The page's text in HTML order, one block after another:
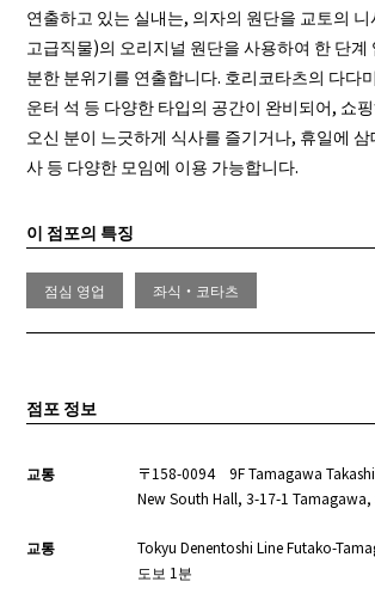
연출하고 있는 실내는, 의자의 원단을 교토의
고급직물)의 오리지널 원단을 사용하여 한 단계
분한 분위기를 연출합니다. 호리코타츠의 다다
운터 석 등 다양한 타입의 공간이 완비되어, 쇼
오신 분이 느긋하게 식사를 즐기거나, 휴일에
사 등 다양한 모임에 이용 가능합니다.
이 점포의 특징
점심 영업 좌식・코타츠
점포 정보
교통
〒158-0094 9F Tamagawa
New South Hall, 3-17-1
교통
Tokyu Denentoshi Line Futako-
도보 1분